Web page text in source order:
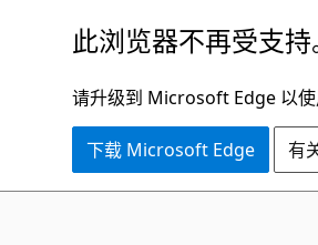
此浏览器不再受支持
请升级到 Microsoft Edge 以使
下载 Microsoft Edge 有